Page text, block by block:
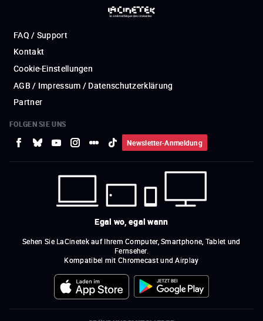
FAQ / Support
Kontakt
Cookie-Einstellungen
AGB / Impressum / Datenschutzerklärung
Partner
FOLGEN SIE UNS
Newsletter-Anmeldung
Egal wo, egal wann
Sehen Sie LaCinetek auf Ihrem Computer, Smartphone, Tablet und
Fernseher.
Kompatibel mit Chromecast und Airplay